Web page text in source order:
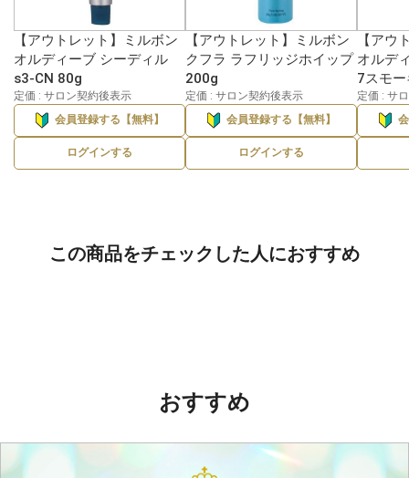
【アウトレット】ミルボン
オルディーブ シーディル
s3-CN 80g
定価 : サロン契約後表示
会員登録する【無料】
ログインする
【アウトレット】ミルボン
クフラ ラフリッジホイップ
200g
定価 : サロン契約後表示
会員登録する【無料】
ログインする
【アウ
オルデ
7スモ
定価 : サ
この商品をチェックした人におすすめ
おすすめ